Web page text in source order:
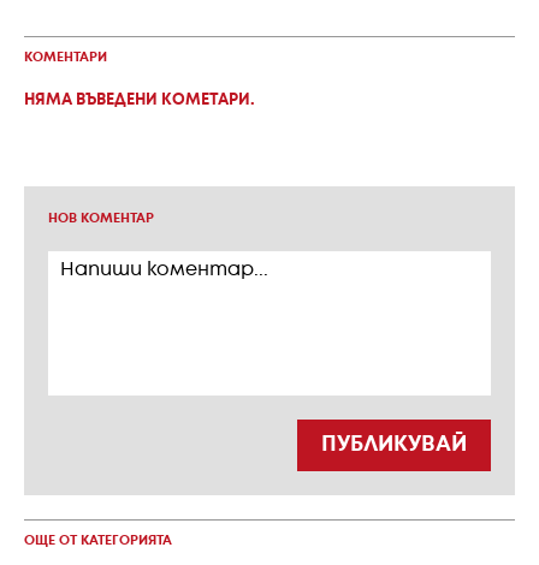
КОМЕНТАРИ
НЯМА ВЪВЕДЕНИ КОМЕТАРИ.
НОВ КОМЕНТАР
ПУБЛИКУВАЙ
ОЩЕ ОТ КАТЕГОРИЯТА